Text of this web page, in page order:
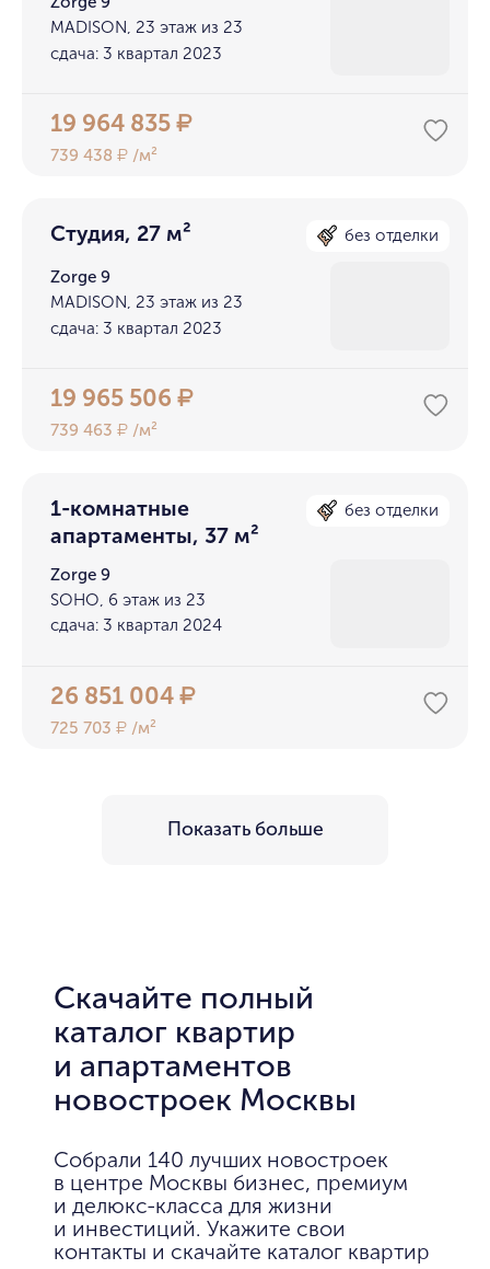
MADISON, 23 этаж из 23
сдача: 3 квартал 2023
19 964 835₽
739 438₽ /м²
Студия, 27 м² без отделки
Zorge 9
MADISON, 23 этаж из 23
сдача: 3 квартал 2023
19 965 506₽
739 463₽ /м²
1-комнатные
апартаменты, 37 м²
без отделки
Zorge 9
SOHO, 6 этаж из 23
сдача: 3 квартал 2024
26 851 004₽
725 703₽ /м²
Показать больше
Скачайте полный
каталог квартир
и апартаментов
новостроек Москвы
Собрали 140 лучших новостроек
в центре Москвы бизнес, премиум
и делюкс-класса для жизни
и инвестиций. Укажите свои
контакты и скачайте каталог квартир